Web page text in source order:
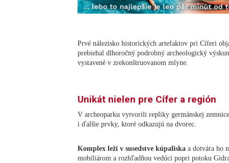
Prvé nálezisko historických artefaktov pri Cíferi
prebiehal dlhoročný podrobný archeologický
vystavené v zrekonštruovanom mlyne.
Unikát nielen pre Cífer a región
V archeoparku vytvorili repliky germánskej
i ďalšie prvky, ktoré odkazujú na dvorec.
Komplex leží v susedstve kúpaliska a dotvára ho
mobiliárom a rozhľadňou vedúci popri potoku